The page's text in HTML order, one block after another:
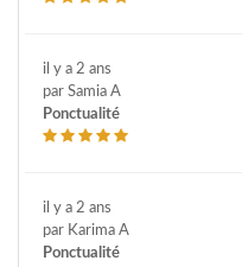
il y a 2 ans
par Samia A
Ponctualité
il y a 2 ans
par Karima A
Ponctualité